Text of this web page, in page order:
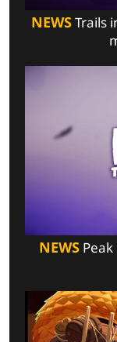
NEWSTrails
NEWSPeak